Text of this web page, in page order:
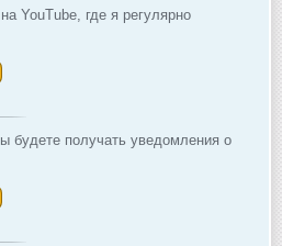
YouTube, где я регулярно
будете получать уведомления о